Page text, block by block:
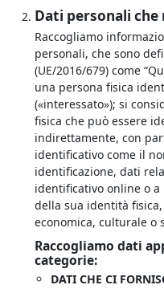
Dati personali che
Raccogliamo
personali, che sono
(UE/2016/679) come
una persona fisica
(«interessato»); si
fisica che può essere
indirettamente, con
identificativo come il
identificazione, dati
identificativo online o
della sua identità
economica, culturale o
Raccogliamo dati
categorie:
DATI CHE CI